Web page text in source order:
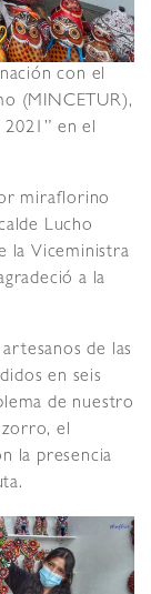
con el
(MINCETUR),
en el
miraflorino
Lucho
la Viceministra
a la
de las
en seis
de nuestro
zorro, el
la presencia